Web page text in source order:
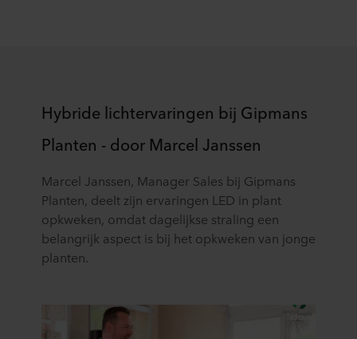
Hybride lichtervaringen bij Gipmans
Planten - door Marcel Janssen
Marcel Janssen, Manager Sales bij Gipmans
Planten, deelt zijn ervaringen LED in plant
opkweken, omdat dagelijkse straling een
belangrijk aspect is bij het opkweken van jonge
planten.